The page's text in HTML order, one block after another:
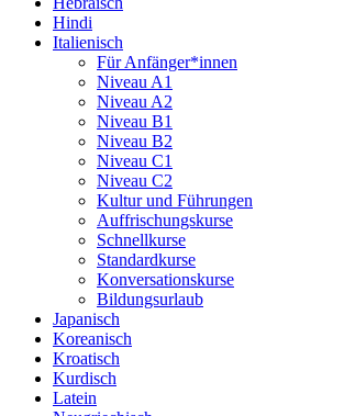
Hindi
Italienisch
Für Anfänger*innen
Niveau A1
Niveau A2
Niveau B1
Niveau B2
Niveau C1
Niveau C2
Kultur und Führungen
Auffrischungskurse
Schnellkurse
Standardkurse
Konversationskurse
Bildungsurlaub
Japanisch
Koreanisch
Kroatisch
Kurdisch
Latein